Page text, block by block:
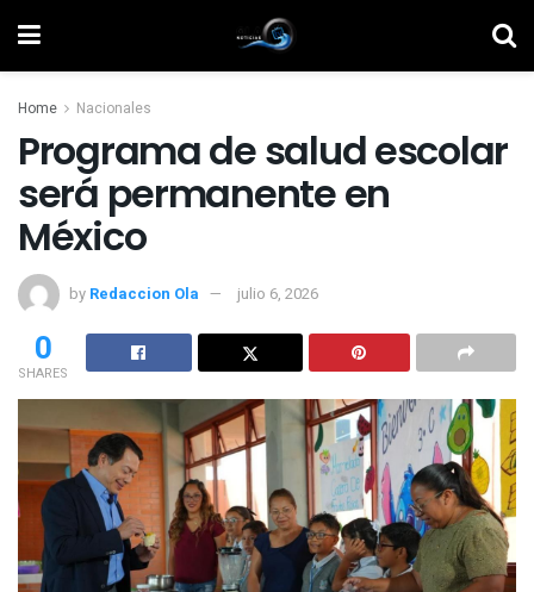
Home Nacionales
Programa de salud escolar
será permanente en
México
by Redaccion Ola julio 6, 2026
0
SHARES